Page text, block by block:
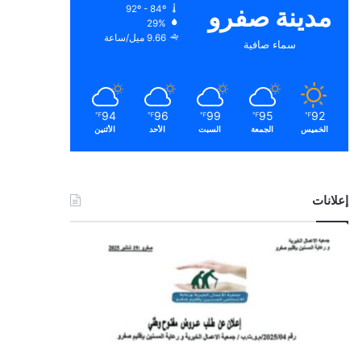
مدينة صفرو
سماء صافية
92º - 84º
29%
9.66 ميل/ساعة
92
℉
الخميس
95
℉
الجمعة
99
℉
السبت
96
℉
الأحد
94
℉
الأثنين
إعلانات